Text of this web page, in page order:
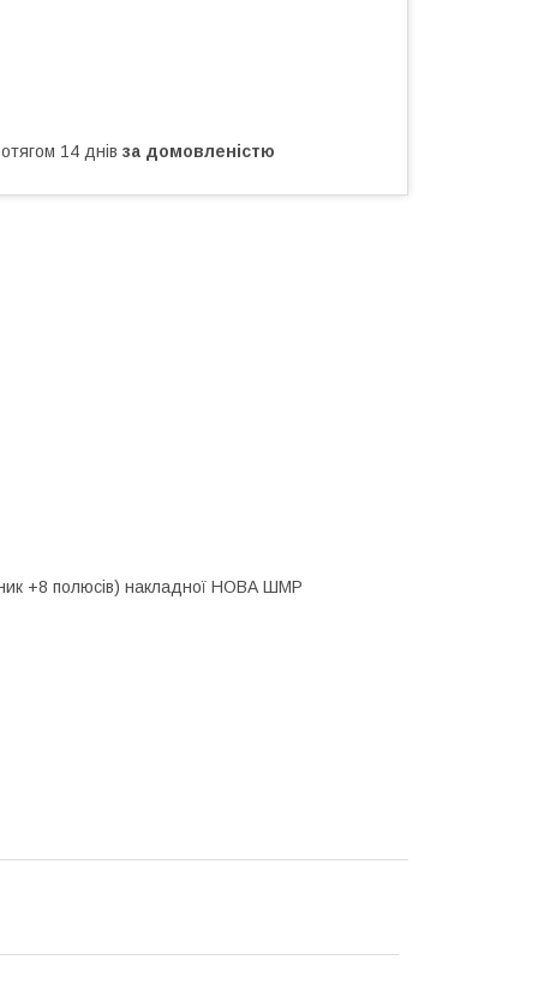
14 днів за домовленістю
+8 полюсів) накладної НОВА ШМР